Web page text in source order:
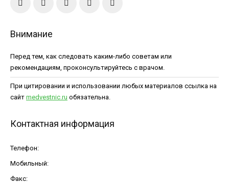
Внимание
Перед тем, как следовать каким-либо советам или
рекомендациям, проконсультируйтесь с врачом.
При цитировании и использовании любых материалов ссылка на
сайт medvestnic.ru обязательна.
Контактная информация
Телефон:
Мобильный:
Факс: